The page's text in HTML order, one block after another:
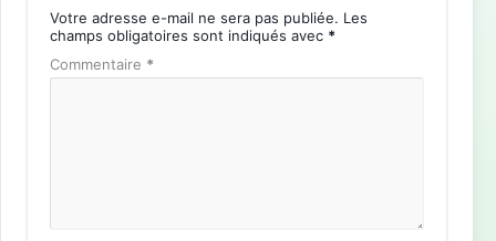
Votre adresse e-mail ne sera pas publiée. Les
champs obligatoires sont indiqués avec *
Commentaire *